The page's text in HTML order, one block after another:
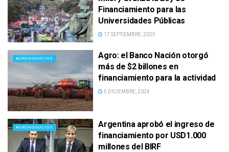
Financiamiento para las
Universidades Públicas
17 SEPTIEMBRE, 2025
AGRONEGOCIOS
Agro: el Banco Nación otorgó
más de $2 billones en
financiamiento para la actividad
5 DICIEMBRE, 2024
AGRONEGOCIOS
Argentina aprobó el ingreso de
financiamiento por USD1.000
millones del BIRF